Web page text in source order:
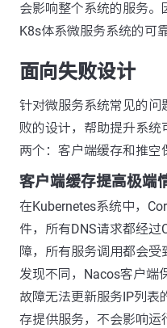
会影响整个系统的服务
K8s体系微服务系统的可靠
面向失败设计
针对微服务系统常见的
败的设计，帮助提升系统
两个：客户端缓存和推空
客户端缓存提高极端
在Kubernetes系统中，
件，所有DNS请求都经过
障，所有服务调用都会受
发现不同，Nacos客户端
故障无法更新服务IP列表
存提供服务，不会影响运